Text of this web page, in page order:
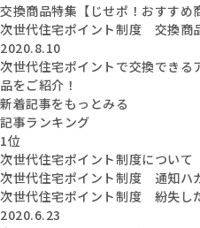
交換商品特集【じせポ！おすすめ
次世代住宅ポイント制度 交換商
2020.8.10
次世代住宅ポイントで交換でき
品をご紹介！
新着記事をもっとみる
記事ランキング
1位
次世代住宅ポイント制度について
次世代住宅ポイント制度 通知ハ
次世代住宅ポイント制度 紛失し
2020.6.23